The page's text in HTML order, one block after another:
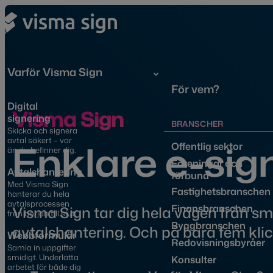
Varför Visma Sign
Digital
signering
Skicka och signera
avtal säkert – var
än du befinner dig.
Avtalshantering
Med Visma Sign
hanterar du hela
avtalsprocessen
från början till slut.
Webbformulär
Samla in uppgifter
smidigt. Underlätta
arbetet för både dig
För vem?
BRANSCHER
Offentlig sektor
Föreningar och
förbund
Fastighetsbranschen
Finansbranschen
Byggbranschen
Redovisningsbyråer
Konsulter
Visma Sign
Enklare e-
Visma Sign tar dig hela vägen från
avtalshantering. Och på bara fem